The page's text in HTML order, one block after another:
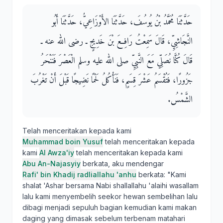
حَدَّثَنَا مُحَمَّدُ بْنُ يُوسُفَ، حَدَّثَنَا الأَوْزَاعِيُّ، حَدَّثَنَا أَبُو
النَّجَاشِيِّ، قَالَ سَمِعْتُ رَافِعَ بْنَ خَدِيجٍ ـ رضى الله عنه ـ
قَالَ كُنَّا نُصَلِّي مَعَ النَّبِيِّ صلى الله عليه وسلم الْعَصْرَ فَنَنْحَرُ
جَزُورًا، فَتُقْسَمُ عَشْرَ قِسَمٍ، فَنَأْكُلُ لَحْمًا نَضِيجًا قَبْلَ أَنْ تَغْرُبَ
الشَّمْسُ‏.‏
Telah menceritakan kepada kami
Muhammad boin Yusuftelah menceritakan kepada
kami Al Awza'iytelah menceritakan kepada kami
Abu An-Najasyiy berkata, aku mendengar
Rafi' bin Khadij radliallahu 'anhu berkata: "Kami
shalat 'Ashar bersama Nabi shallallahu 'alaihi wasallam
lalu kami menyembelih seekor hewan sembelihan lalu
dibagi menjadi sepuluh bagian kemudian kami makan
daging yang dimasak sebelum terbenam matahari